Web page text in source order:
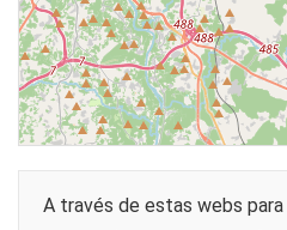
A través de estas webs para